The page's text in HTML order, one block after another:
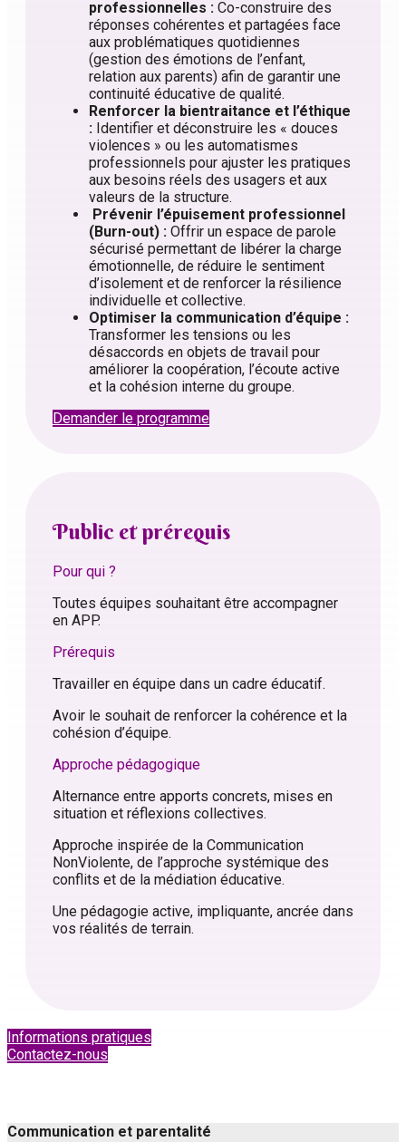
professionnelles : Co-construire des
réponses cohérentes et partagées face
aux problématiques quotidiennes
(gestion des émotions de l’enfant,
relation aux parents) afin de garantir une
continuité éducative de qualité.
Renforcer la bientraitance et l’éthique
: Identifier et déconstruire les « douces
violences » ou les automatismes
professionnels pour ajuster les pratiques
aux besoins réels des usagers et aux
valeurs de la structure.
Prévenir l’épuisement professionnel
(Burn-out) : Offrir un espace de parole
sécurisé permettant de libérer la charge
émotionnelle, de réduire le sentiment
d’isolement et de renforcer la résilience
individuelle et collective.
Optimiser la communication d’équipe :
Transformer les tensions ou les
désaccords en objets de travail pour
améliorer la coopération, l’écoute active
et la cohésion interne du groupe.
Demander le programme
Public et prérequis
Pour qui ?
Toutes équipes souhaitant être accompagner
en APP.
Prérequis
Travailler en équipe dans un cadre éducatif.
Avoir le souhait de renforcer la cohérence et la
cohésion d’équipe.
Approche pédagogique
Alternance entre apports concrets, mises en
situation et réflexions collectives.
Approche inspirée de la Communication
NonViolente, de l’approche systémique des
conflits et de la médiation éducative.
Une pédagogie active, impliquante, ancrée dans
vos réalités de terrain.
Informations pratiques
Contactez-nous
Communication et parentalité